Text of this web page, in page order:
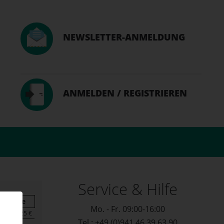
NEWSLETTER-ANMELDUNG
ANMELDEN / REGISTRIEREN
Summe
16,25 €
Service & Hilfe
Mo. - Fr. 09:00-16:00